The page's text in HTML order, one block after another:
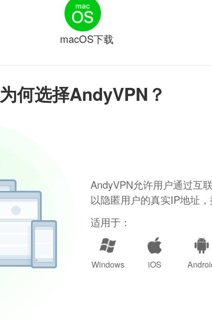
为何选择AndyVPN？
AndyVPN允许用户通过互
以隐匿用户的真实IP地址
适用于：
Windows iOS
macOS下载